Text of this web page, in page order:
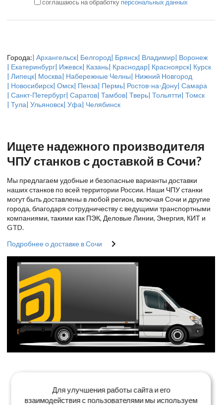
соглашаюсь на обработку персональных данных
Города:| Архангельск| Белгород| Брянск| Владимир| Воронеж
| Екатеринбург| Ижевск| Казань| Краснодар| Красноярск| Курск
| Липецк| Москва| Набережные Челны| Нижний Новгород
| Новосибирск| Омск| Пенза| Пермь| Ростов-на-Дону| Самара
| Санкт-Петербург| Саратов| Тамбов| Тверь| Тольятти| Томск
| Тула| Ульяновск| Уфа| Челябинск
Ищете надежного производителя
ЧПУ станков с доставкой в Сочи?
Мы предлагаем удобные и безопасные варианты доставки
наших станков по всей территории России. Наши ЧПУ станки
могут быть доставлены в любой регион, включая Сочи и другие
города, благодаря сотрудничеству с ведущими транспортными
компаниями, такими как ПЭК, Деловые Линии, Энергия, КИТ и
GTD.
Подробнее о доставке в Сочи
Для улучшения работы сайта и его
взаимодействия с пользователями мы используем